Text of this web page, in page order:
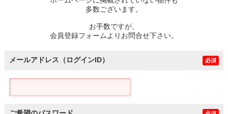
多数ございます。
お手数ですが、
会員登録フォームよりお問合せ下さい。
メールアドレス（ログインID） 必須